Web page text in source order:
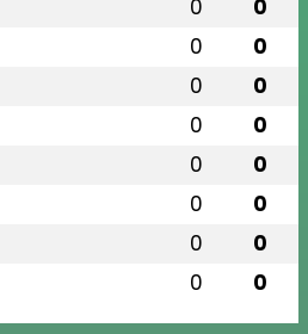
0 0
0 0
0 0
0 0
0 0
0 0
0 0
0 0